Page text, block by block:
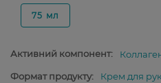
75 мл
Активний компонент:
Формат продукту:
Крем для рук